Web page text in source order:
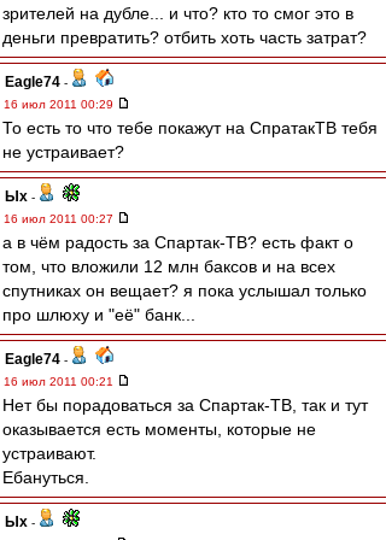
зрителей на дубле... и что? кто то смог это в
деньги превратить? отбить хоть часть затрат?
Eagle74 -
16 июл 2011 00:29
То есть то что тебе покажут на СпратакТВ тебя
не устраивает?
Ых -
16 июл 2011 00:27
а в чём радость за Спартак-ТВ? есть факт о
том, что вложили 12 млн баксов и на всех
спутниках он вещает? я пока услышал только
про шлюху и "её" банк...
Eagle74 -
16 июл 2011 00:21
Нет бы порадоваться за Спартак-ТВ, так и тут
оказывается есть моменты, которые не
устраивают.
Ебануться.
Ых -